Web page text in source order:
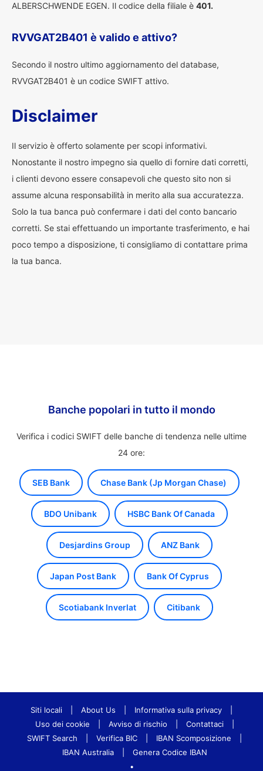
ALBERSCHWENDE EGEN. Il codice della filiale è 401.
RVVGAT2B401 è valido e attivo?
Secondo il nostro ultimo aggiornamento del database,
RVVGAT2B401 è un codice SWIFT attivo.
Disclaimer
Il servizio è offerto solamente per scopi informativi.
Nonostante il nostro impegno sia quello di fornire dati corretti,
i clienti devono essere consapevoli che questo sito non si
assume alcuna responsabilità in merito alla sua accuratezza.
Solo la tua banca può confermare i dati del conto bancario
corretti. Se stai effettuando un importante trasferimento, e hai
poco tempo a disposizione, ti consigliamo di contattare prima
la tua banca.
Banche popolari in tutto il mondo
Verifica i codici SWIFT delle banche di tendenza nelle ultime
24 ore:
SEB Bank Chase Bank (Jp Morgan Chase)
BDO Unibank HSBC Bank Of Canada
Desjardins Group ANZ Bank
Japan Post Bank Bank Of Cyprus
Scotiabank Inverlat Citibank
Siti locali About Us Informativa sulla privacy
Uso dei cookie
Avviso di rischio Contattaci
SWIFT Search
Verifica BIC IBAN Scomposizione
IBAN Australia
Genera Codice IBAN
•